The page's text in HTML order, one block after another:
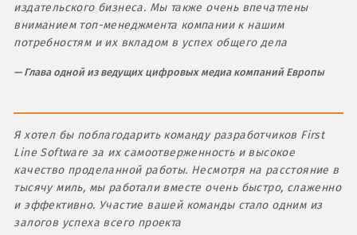
издательского бизнеса. Мы также очень впечатлены
вниманием топ-менеджмента компании к нашим
потребностям и их вкладом в успех общего дела
Глава одной из ведущих цифровых медиа компаний Европы
Я хотел бы поблагодарить команду разработчиков First
Line Software за их самоотверженность и высокое
качество проделанной работы. Несмотря на расстояние в
тысячу миль, мы работали вместе очень быстро, слаженно
и эффективно. Участие вашей команды стало одним из
залогов успеха всего проекта